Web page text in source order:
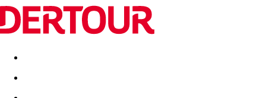
Destinatii Vacanta perfecta OFERTE DE NERATAT